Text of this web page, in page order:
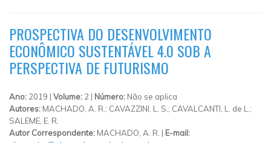
PROSPECTIVA DO DESENVOLVIMENTO
ECONÔMICO SUSTENTÁVEL 4.0 SOB A
PERSPECTIVA DE FUTURISMO
Ano: 2019 | Volume: 2 | Número: Não se aplica
Autores: MACHADO, A. R.; CAVAZZINI, L. S.; CAVALCANTI, L. de L.;
SALEME, E. R.
Autor Correspondente: MACHADO, A. R. | E-mail: